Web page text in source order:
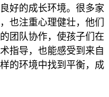
好的成长环境。很多家
也注重心理健壮，他们
团队协作，使孩子们在
指导，也能感受到来自
的环境中找到平衡，成